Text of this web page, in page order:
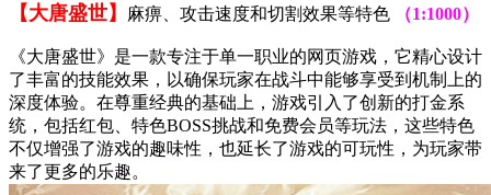
【大唐盛世】 麻痹、攻击速度和切割效果等特色 （1:1000）
《大唐盛世》是一款专注于单一职业的网页游戏，它精心设计
了丰富的技能效果，以确保玩家在战斗中能够享受到机制上的
深度体验。在尊重经典的基础上，游戏引入了创新的打金系
统，包括红包、特色BOSS挑战和免费会员等玩法，这些特色
不仅增强了游戏的趣味性，也延长了游戏的可玩性，为玩家带
来了更多的乐趣。